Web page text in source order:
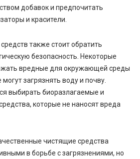
добавок и предпочитать
и красители.
также стоит обратить
безопасность. Некоторые
вредные для окружающей среды
загрязнять воду и почву.
выбирать биоразлагаемые и
которые не наносят вреда
чистящие средства
в борьбе с загрязнениями, но